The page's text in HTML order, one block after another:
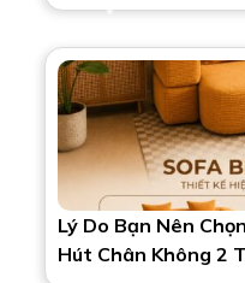
Lý Do Bạn Nên
Hút Chân Không 2